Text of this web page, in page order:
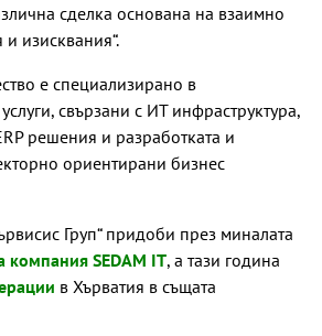
сделка основана на взаимно
изисквания“.
е специализирано в
свързани с ИТ инфраструктура,
решения и разработката и
ориентирани бизнес
Груп“ придоби през миналата
компания SEDAM IT, а тази година
в Хърватия в същата